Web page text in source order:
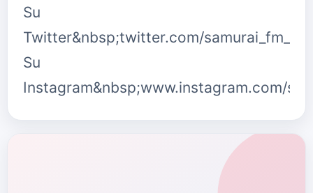
Su
Twitter&nbsp;twitter.com/samurai_fm_
Su
Instagram&nbsp;www.instagram.com/